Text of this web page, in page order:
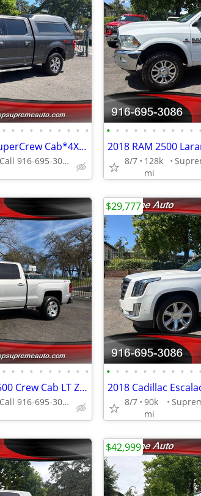
• • • • • • • • • •
2019 Ford F150 F-150 XLT SuperCrew Cab*4X4*Tow Package*Rear Camera*FX4
Supreme Auto Call 916-695-3086 fair oaks
• • • • • • • • • • •
8/7
128k
mi
• • • • • • • • • •
2018 Chevrolet Silverado 1500 Crew Cab LT Z71*4X4*Long Bed*Rear Camera
Supreme Auto Call 916-695-3086 fair oaks
• • • • • • • • • • •
8/7 90k
mi
$29,777
$42,999